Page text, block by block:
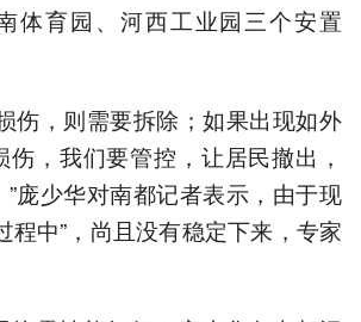
体育园、河西工业园三个安置
伤，则需要拆除；如果出现如外
，我们要管控，让居民撤出，
庞少华对南都记者表示，由于现
程中”，尚且没有稳定下来，专家